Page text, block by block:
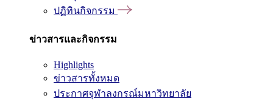
ปฏิทินกิจกรรม
ข่าวสารและกิจกรรม
Highlights
ข่าวสารทั้งหมด
ประกาศจุฬาลงกรณ์มหาวิทยาลัย